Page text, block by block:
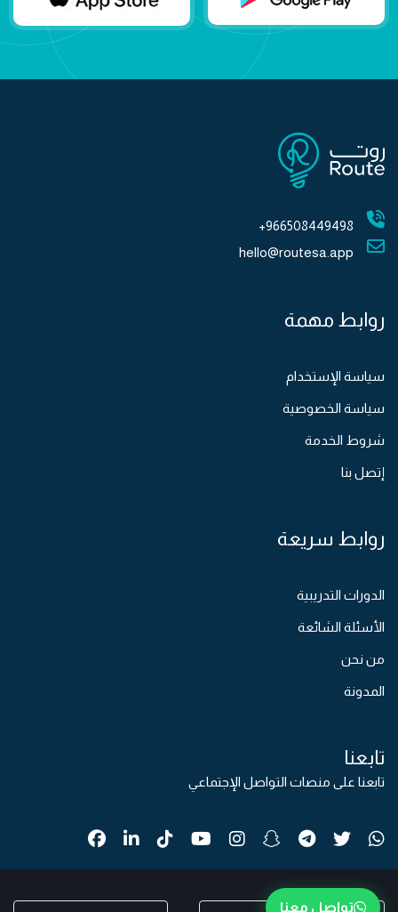
966508449498+
hello@routesa.app
روابط مهمة
سياسة الإستخدام
سياسة الخصوصية
شروط الخدمة
إتصل بنا
روابط سريعة
الدورات التدريبية
الأسئلة الشائعة
من نحن
المدونة
تابعنا
تابعنا على منصات التواصل الإجتماعي
تواصل معنا